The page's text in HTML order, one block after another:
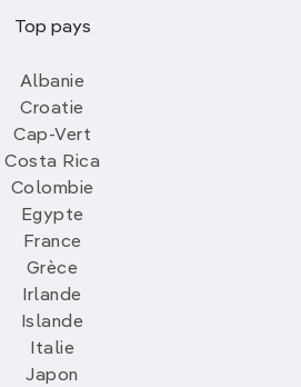
Top pays
Albanie
Croatie
Cap-Vert
Costa Rica
Colombie
Egypte
France
Grèce
Irlande
Islande
Italie
Japon